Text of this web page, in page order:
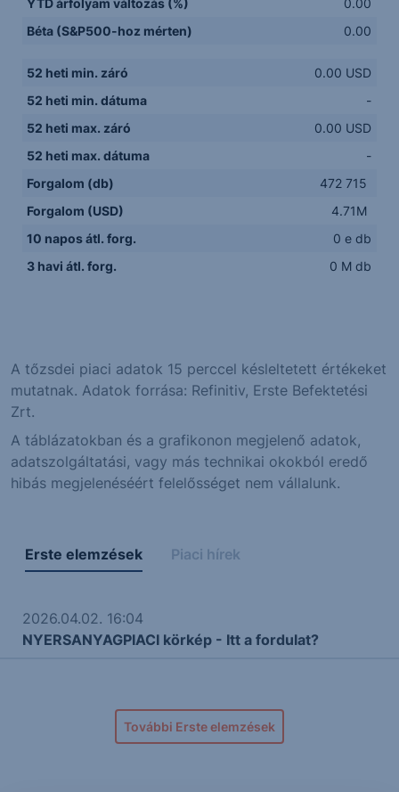
Béta (S&P500-hoz mérten)
0.00
52 heti min. záró
0.00 USD
52 heti min. dátuma
-
52 heti max. záró
0.00 USD
52 heti max. dátuma
-
Forgalom (db)
472 715
Forgalom (USD)
4.71M
10 napos átl. forg.
0 e db
3 havi átl. forg.
0 M db
A tőzsdei piaci adatok 15 perccel késleltetett értékeket
mutatnak. Adatok forrása: Refinitiv, Erste Befektetési
Zrt.
A táblázatokban és a grafikonon megjelenő adatok,
adatszolgáltatási, vagy más technikai okokból eredő
hibás megjelenéséért felelősséget nem vállalunk.
Erste elemzések Piaci hírek
2026.04.02. 16:04
NYERSANYAGPIACI körkép - Itt a fordulat?
További Erste elemzések